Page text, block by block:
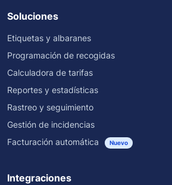
Soluciones
Etiquetas y albaranes
Programación de recogidas
Calculadora de tarifas
Reportes y estadísticas
Rastreo y seguimiento
Gestión de incidencias
Facturación automática
Nuevo
Integraciones